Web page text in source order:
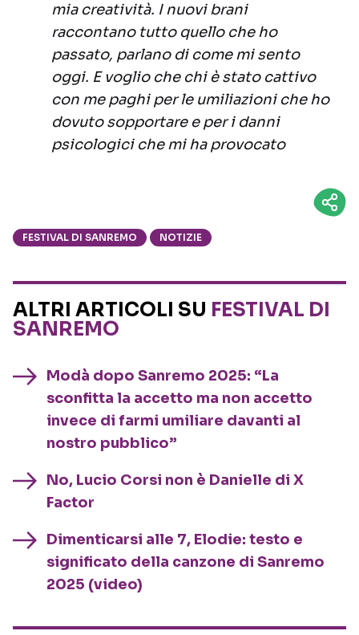
mia creatività. I nuovi brani
raccontano tutto quello che ho
passato, parlano di come mi sento
oggi. E voglio che chi è stato cattivo
con me paghi per le umiliazioni che ho
dovuto sopportare e per i danni
psicologici che mi ha provocato
FESTIVAL DI SANREMO NOTIZIE
ALTRI ARTICOLI SU FESTIVAL DI
SANREMO
Modà dopo Sanremo 2025: “La
sconfitta la accetto ma non accetto
invece di farmi umiliare davanti al
nostro pubblico”
No, Lucio Corsi non è Danielle di X
Factor
Dimenticarsi alle 7, Elodie: testo e
significato della canzone di Sanremo
2025 (video)